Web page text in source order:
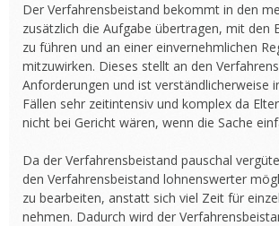
Der Verfahrensbeistand bekommt in den
zusätzlich die Aufgabe übertragen, mit den
zu führen und an einer einvernehmlichen
mitzuwirken. Dieses stellt an den
Anforderungen und ist verständlicherweise
Fällen sehr zeitintensiv und komplex da
nicht bei Gericht wären, wenn die Sache
Da der Verfahrensbeistand pauschal
den Verfahrensbeistand lohnenswerter
zu bearbeiten, anstatt sich viel Zeit für
nehmen. Dadurch wird der